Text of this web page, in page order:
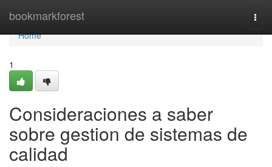
bookmarkforest
Home
Home
1
Consideraciones a saber
sobre gestion de sistemas de
calidad